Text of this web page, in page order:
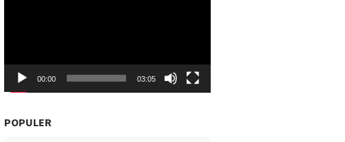
00:00 03:05
POPULER